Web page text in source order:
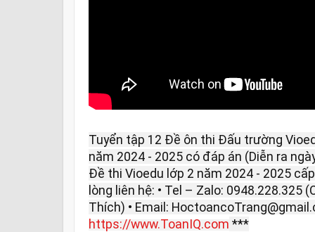
Tuyển tập 12 Đề ôn thi Đấu trường
năm 2024 - 2025 có đáp án (Diễn ra
Đề thi Vioedu lớp 2 năm 2024 - 2025
lòng liên hệ: • Tel – Zalo: 0948.228.325
Thích) • Email:
https://www.ToanIQ.com ***